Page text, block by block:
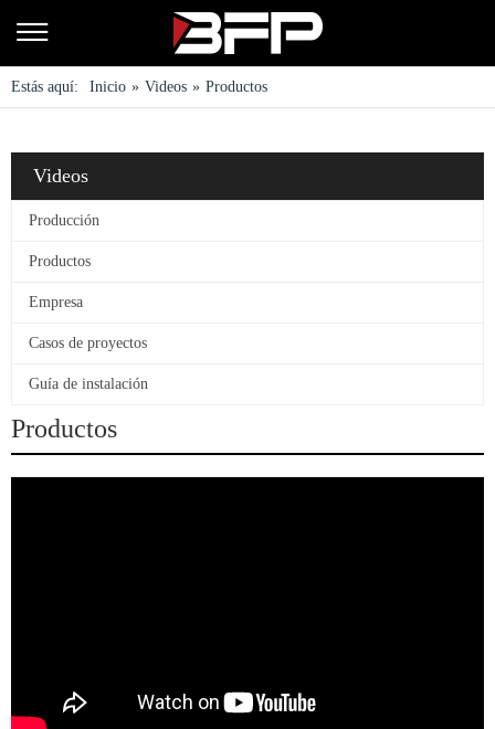
Estás aquí: Inicio » Videos » Productos
Videos
Producción
Productos
Empresa
Casos de proyectos
Guía de instalación
Productos